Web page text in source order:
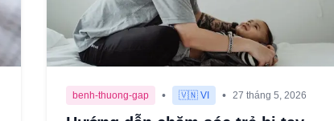
benh-thuong-gap • 🇻🇳 VI • 27 tháng 5, 2026